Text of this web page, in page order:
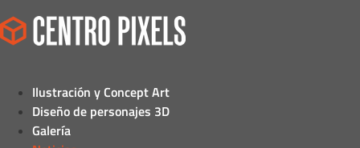
Ilustración y Concept Art
Diseño de personajes 3D
Galería